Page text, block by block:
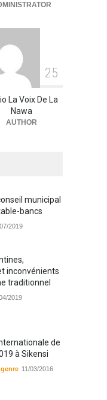
25
La Voix De La
Nawa
AUTHOR
municipal
bancs
2019
inconvénients
traditionnel
2019
de
à Sikensi
11/03/2016